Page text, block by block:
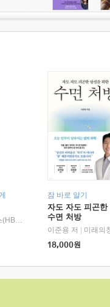
잠 바로 알기
자도 자도 피곤한
수면 처방
이준용 저
미래의
18,000원